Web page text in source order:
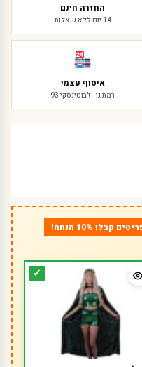
החזרה חינם
14 יום ללא שאלות
איסוף עצמי
רמת גן · ז'בוטינסקי 93